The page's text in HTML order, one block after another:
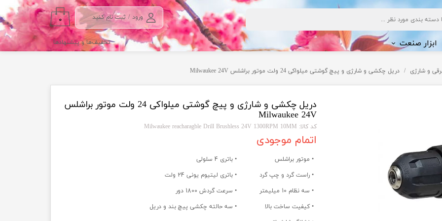
ورود / ثبت نام کنید
حساب کاربری من
تغییر گذر واژه
خروج از حساب
۰
ابزار صنعت تخفیف‌ها و پیشنهادها
و شارژی دریل چکشی و شارژی و پیچ گوشتی میلواکی 24 ولت موتور براشلس Milwaukee 24V
دریل چکشی و شارژی و پیچ گوشتی میلواکی 24 ولت موتور براشلس
Milwaukee 24V
کد کالا: Milwaukee reacharagble Drill Brushless 24V 1300RPM 10MM
اتمام موجودی
• موتور براشلس
• باتری 4 سلولی
• راست گرد و چپ گرد
• باتری لیتیوم یونی 24 ولت
• سه نظام 10 میلیمتر
• سرعت گردش 1800 دور
• کیفیت ساخت بالا
• سه حالته چکشی پیچ بند و دریل